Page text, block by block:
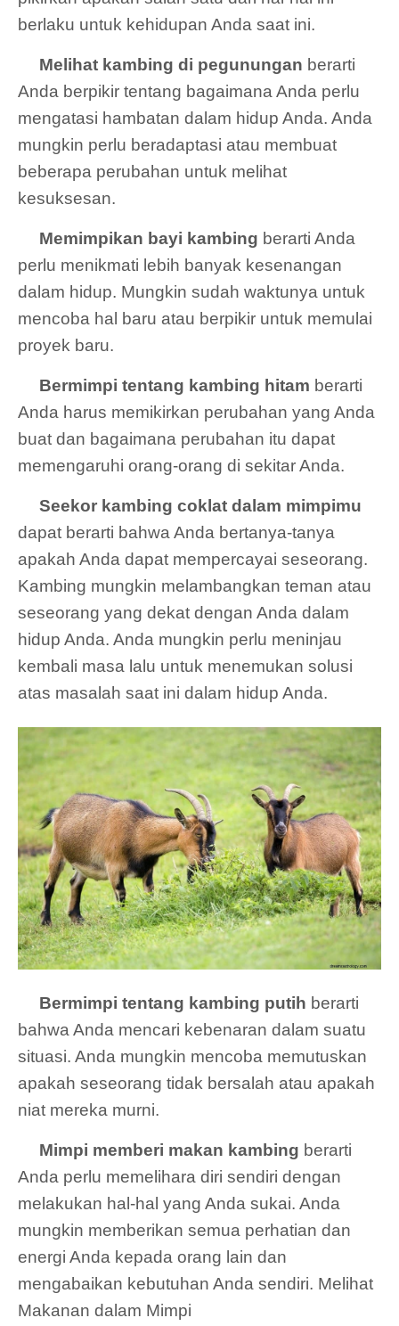
berlaku untuk kehidupan Anda saat ini.
Melihat kambing di pegunungan berarti
Anda berpikir tentang bagaimana Anda perlu
mengatasi hambatan dalam hidup Anda. Anda
mungkin perlu beradaptasi atau membuat
beberapa perubahan untuk melihat
kesuksesan.
Memimpikan bayi kambing berarti Anda
perlu menikmati lebih banyak kesenangan
dalam hidup. Mungkin sudah waktunya untuk
mencoba hal baru atau berpikir untuk memulai
proyek baru.
Bermimpi tentang kambing hitam berarti
Anda harus memikirkan perubahan yang Anda
buat dan bagaimana perubahan itu dapat
memengaruhi orang-orang di sekitar Anda.
Seekor kambing coklat dalam mimpimu
dapat berarti bahwa Anda bertanya-tanya
apakah Anda dapat mempercayai seseorang.
Kambing mungkin melambangkan teman atau
seseorang yang dekat dengan Anda dalam
hidup Anda. Anda mungkin perlu meninjau
kembali masa lalu untuk menemukan solusi
atas masalah saat ini dalam hidup Anda.
Bermimpi tentang kambing putih berarti
bahwa Anda mencari kebenaran dalam suatu
situasi. Anda mungkin mencoba memutuskan
apakah seseorang tidak bersalah atau apakah
niat mereka murni.
Mimpi memberi makan kambing berarti
Anda perlu memelihara diri sendiri dengan
melakukan hal-hal yang Anda sukai. Anda
mungkin memberikan semua perhatian dan
energi Anda kepada orang lain dan
mengabaikan kebutuhan Anda sendiri. Melihat
Makanan dalam Mimpi